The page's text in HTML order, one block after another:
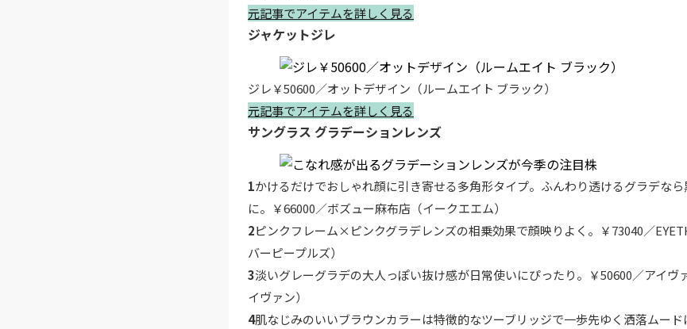
元記事でアイテムを詳しく見る
ジャケットジレ
ジレ￥50600／オットデザイン（ルームエイト ブラック）
元記事でアイテムを詳しく見る
サングラス グラデーションレンズ
1かけるだけでおしゃれ顔に引き寄せる多角形タイプ。ふんわり透けるグラデな
に。￥66000／ボズュー麻布店（イークエエム）
2ピンクフレーム×ピンクグラデレンズの相乗効果で顔映りよく。￥73040／
バーピープルズ）
3淡いグレーグラデの大人っぽい抜け感が日常使いにぴったり。￥50600／アイヴ
イヴァン）
4肌なじみのいいブラウンカラーは特徴的なツーブリッジで一歩先ゆく洒落ムー